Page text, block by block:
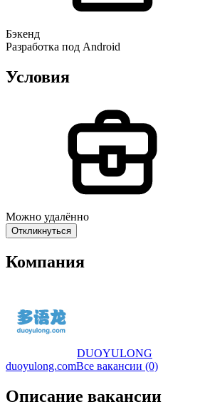
Бэкенд
Разработка под Android
Условия
Можно удалённо
Откликнуться
Компания
DUOYULONG
duoyulong.comВсе вакансии (0)
Описание вакансии